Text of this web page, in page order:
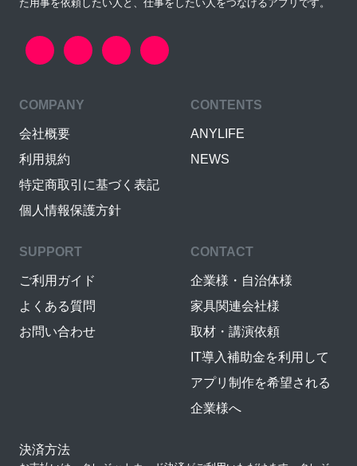
た用事を依頼したい人と、仕事をしたい人をつなげるアプリです。
COMPANY
会社概要
利用規約
特定商取引に基づく表記
個人情報保護方針
CONTENTS
ANYLIFE
NEWS
SUPPORT
ご利用ガイド
よくある質問
お問い合わせ
CONTACT
企業様・自治体様
家具関連会社様
取材・講演依頼
IT導入補助金を利用して
アプリ制作を希望される
企業様へ
決済方法